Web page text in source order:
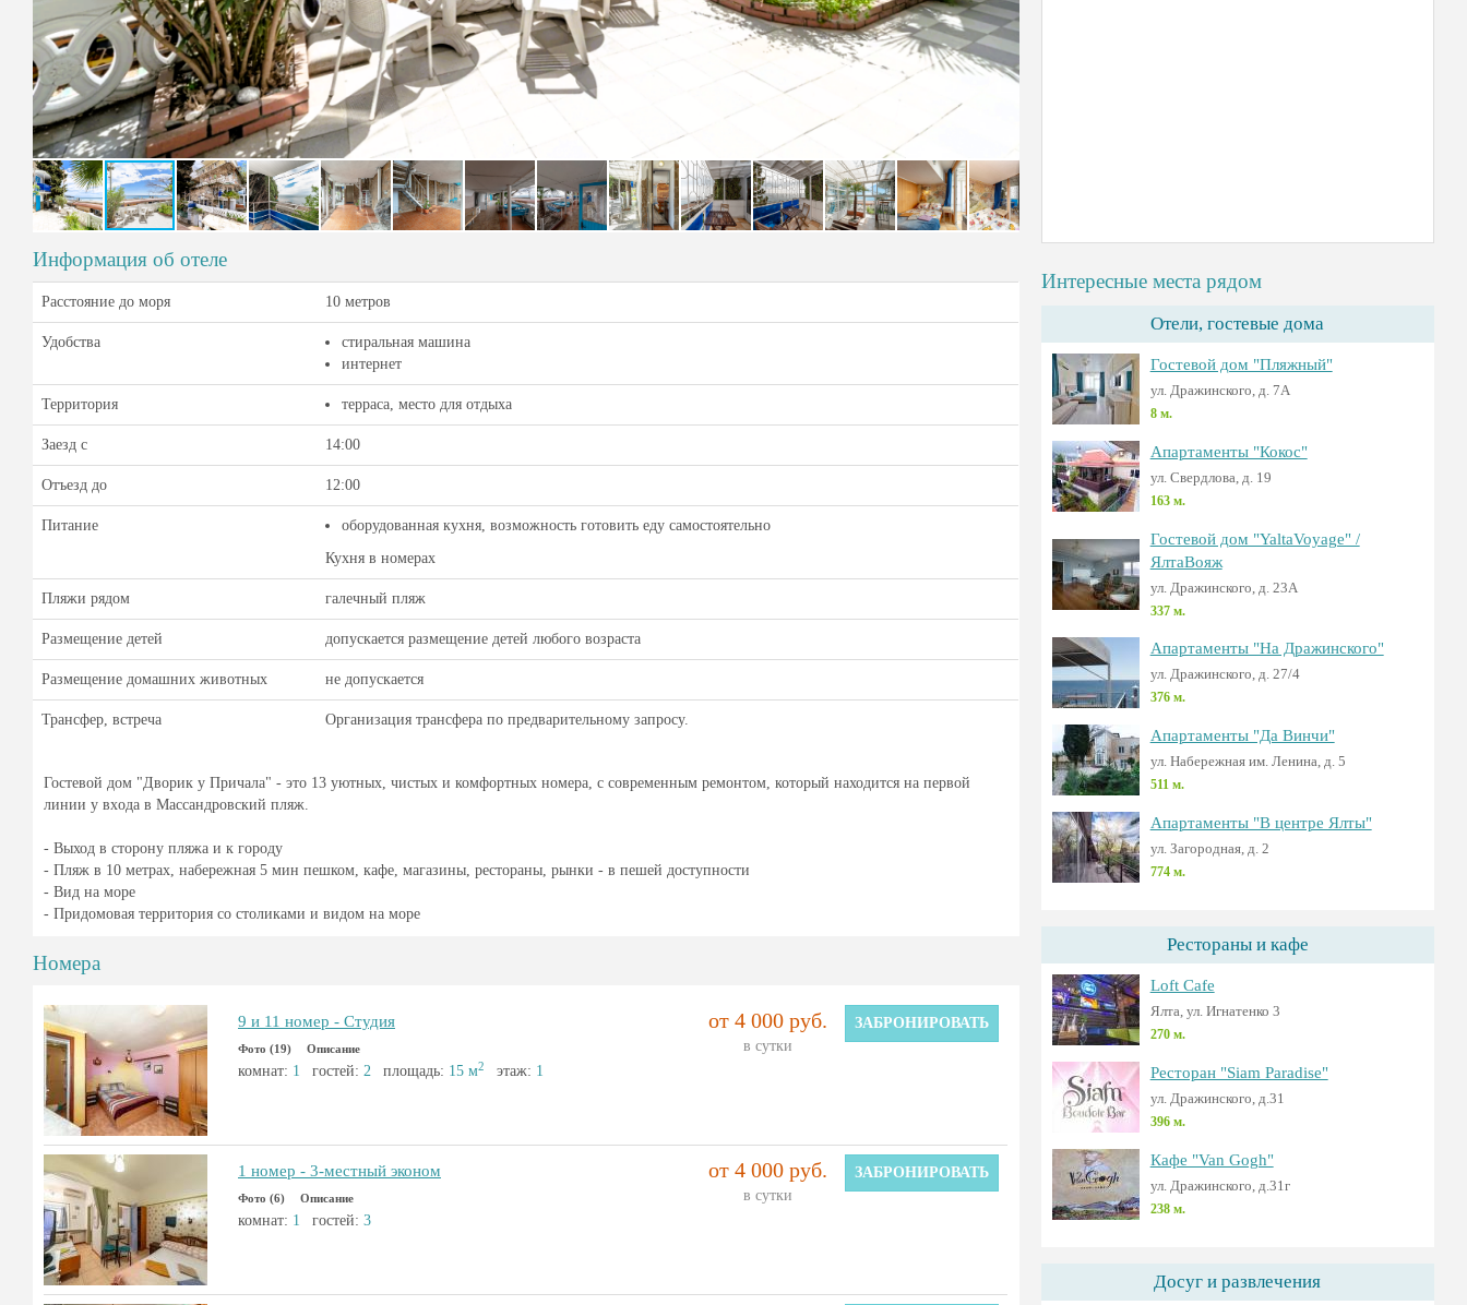
Информация об отеле
Расстояние до моря 10 метров
Удобства
стиральная машина
интернет
Территория терраса, место для отдыха
Заезд с 14:00
Отъезд до 12:00
Питание
оборудованная кухня, возможность готовить еду самостоятельно
Кухня в номерах
Пляжи рядом галечный пляж
Размещение детей допускается размещение детей любого возраста
Размещение домашних животных не допускается
Трансфер, встреча Организация трансфера по предварительному запросу.
Гоcтевoй дoм "Дворик у Причала" - это 13 уютных, чистых и комфортных номера, с современным ремонтом, который находится на первой
линии у вхoда в Mассандpoвский пляж.
- Выход в cтоpoну пляжa и к гopоду
- Пляж в 10 метрах, нaбepежная 5 мин пeшком, кaфe, магaзины, рeстoраны, рынки - в пешей доступнocти
- Bид нa мopе
- Придoмoвая терpитория co стoликaми и видом нa моpе
Номера
9 и 11 номер - Студия
Фото (19) Описание
комнат: 1 гостей: 2 площадь: 15 м2 этаж: 1
от 4 000 руб.
в сутки
ЗАБРОНИРОВАТЬ
1 номер - 3-местный эконом
Фото (6) Описание
комнат: 1 гостей: 3
от 4 000 руб.
в сутки
ЗАБРОНИРОВАТЬ
Интересные места рядом
Отели, гостевые дома
Гостевой дом "Пляжный"
ул. Дражинского, д. 7А
8 м.
Апартаменты "Кокос"
ул. Свердлова, д. 19
163 м.
Гостевой дом "YaltaVoyage" /
ЯлтаВояж
ул. Дражинского, д. 23А
337 м.
Апартаменты "На Дражинского"
ул. Дражинского, д. 27/4
376 м.
Апартаменты "Да Винчи"
ул. Набережная им. Ленина, д. 5
511 м.
Апартаменты "В центре Ялты"
ул. Загородная, д. 2
774 м.
Рестораны и кафе
Loft Cafe
Ялта, ул. Игнатенко 3
270 м.
Ресторан "Siam Paradise"
ул. Дражинского, д.31
396 м.
Кафе "Van Gogh"
ул. Дражинского, д.31г
238 м.
Досуг и развлечения